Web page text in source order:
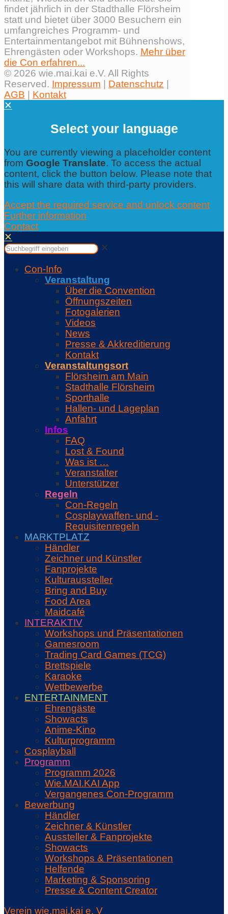
findet jährlich in der Stadthalle Flörsheim
statt und bietet über 3000 Besuchern ein
umfangreiches Programm- und
Entertainmentangebot mit Bühnenshows,
Ehrengästen oder Workshops. Mehr über
die Con erfahren...
© 2026 wie.mai.kai e.V. All Rights
Reserved. Impressum Datenschutz
AGB
Kontakt
✕
Select your language
You are currently viewing a placeholder content
from Google Translate. To access the actual
content, click the button below. Please note that
this will share data with third-party providers.
Accept the required service and unlock content
Further information
Contact
✕
✕
Con-Info
Veranstaltung
Über die Convention
Öffnungszeiten
Fotogalerien
Videos
News
Presse & Akkreditierung
Kontakt
Veranstaltungsort
Flörsheim am Main
Stadthalle Flörsheim
Sporthalle
Hallen- und Lageplan
Anfahrt
Infos
FAQ
Lost & Found
Was ist …
Veranstalter
Unterstützer
Regeln
Con-Regeln
Cosplaywaffen- und -
Requisitenregeln
MARKTPLATZ
Händler
Zeichner und Künstler
Fanprojekte
Kulturaussteller
Bring and Buy
Food Area
Maidcafé
INTERAKTIV
Workshops und Präsentationen
Gamesroom
Trading Card Games (TCG)
Brettspiele
Karaoke
Wettbewerbe
ENTERTAINMENT
Ehrengäste
Showacts
Anime-Kino
Kulturprogramm
Cosplayball
Programm
Programm 2026
Wie.MAI.KAI App
Vergangenes Con-Programm
Bewerbung
Händler
Zeichner & Künstler
Aussteller & Fanprojekte
Showacts
Workshops & Präsentationen
Helfende
Marketing & Sponsoring
Presse & Content Creator
Verein wie.mai.kai e. V